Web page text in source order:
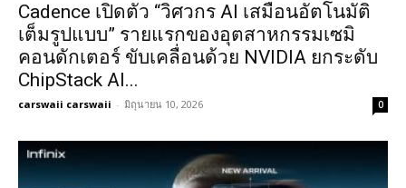
Cadence เปิดตัว “วิศวกร AI เสมือนอัตโนมัติ
เต็มรูปแบบ” รายแรกของอุตสาหกรรมเซมิ
คอนดักเตอร์ ขับเคลื่อนด้วย NVIDIA ยกระดับ
ChipStack AI...
carswaii carswaii - มิถุนายน 10, 2026 0